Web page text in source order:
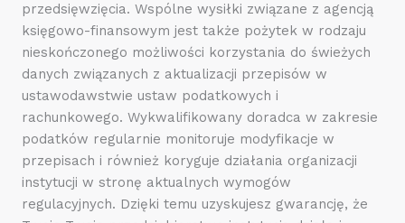
przedsięwzięcia. Wspólne wysiłki związane z agencją
księgowo-finansowym jest także pożytek w rodzaju
nieskończonego możliwości korzystania do świeżych
danych związanych z aktualizacji przepisów w
ustawodawstwie ustaw podatkowych i
rachunkowego. Wykwalifikowany doradca w zakresie
podatków regularnie monitoruje modyfikacje w
przepisach i również koryguje działania organizacji
instytucji w stronę aktualnych wymogów
regulacyjnych. Dzięki temu uzyskujesz gwarancję, że